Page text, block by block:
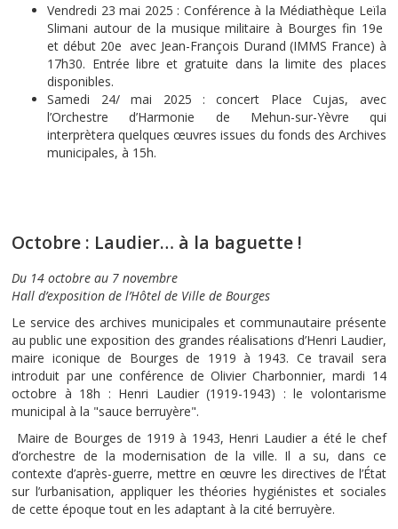
Vendredi 23 mai 2025 : Conférence à la Médiathèque Leïla
Slimani autour de la musique militaire à Bourges fin 19e
et début 20e avec Jean-François Durand (IMMS France) à
17h30. Entrée libre et gratuite dans la limite des places
disponibles.
Samedi 24/ mai 2025 : concert Place Cujas, avec
l’Orchestre d’Harmonie de Mehun-sur-Yèvre qui
interprètera quelques œuvres issues du fonds des Archives
municipales, à 15h.
Octobre : Laudier… à la baguette !
Du 14 octobre au 7 novembre
Hall d’exposition de l’Hôtel de Ville de Bourges
Le service des archives municipales et communautaire présente
au public une exposition des grandes réalisations d’Henri Laudier,
maire iconique de Bourges de 1919 à 1943. Ce travail sera
introduit par une conférence de Olivier Charbonnier, mardi 14
octobre à 18h : Henri Laudier (1919-1943) : le volontarisme
municipal à la "sauce berruyère".
Maire de Bourges de 1919 à 1943, Henri Laudier a été le chef
d’orchestre de la modernisation de la ville. Il a su, dans ce
contexte d’après-guerre, mettre en œuvre les directives de l’État
sur l’urbanisation, appliquer les théories hygiénistes et sociales
de cette époque tout en les adaptant à la cité berruyère.